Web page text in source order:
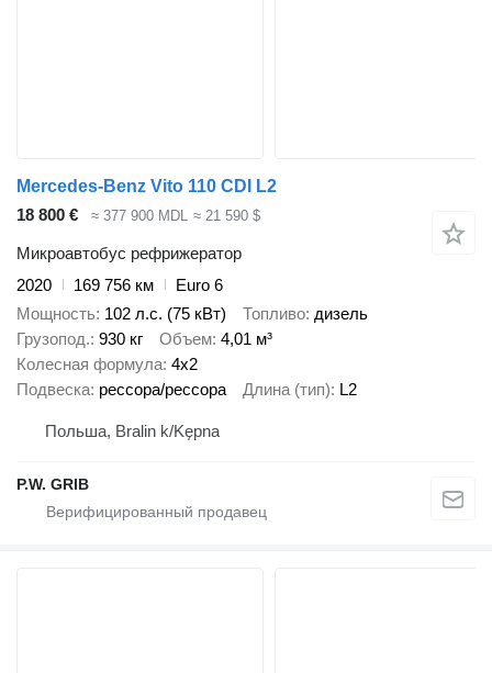
Mercedes-Benz Vito 110 CDI L2
18 800 €
≈ 377 900 MDL ≈ 21 590 $
Микроавтобус рефрижератор
2020
169 756 км
Euro 6
Мощность 102 л.с. (75 кВт) Топливо дизель
Грузопод. 930 кг Объем 4,01 м³
Колесная формула 4x2
Подвеска рессора/рессора Длина (тип) L2
Польша, Bralin k/Kępna
P.W. GRIB